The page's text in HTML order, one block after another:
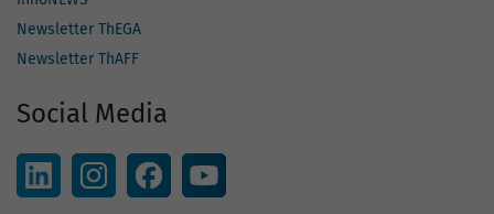
Newsletter ThEGA
Newsletter ThAFF
Social Media